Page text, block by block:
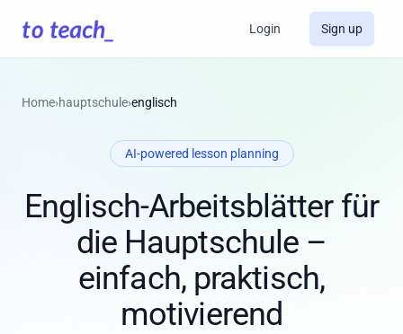
Login Sign up
Home›hauptschule›englisch
AI-powered lesson planning
Englisch-Arbeitsblätter für
die Hauptschule –
einfach, praktisch,
motivierend